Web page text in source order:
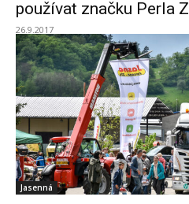
používat značku Perla
26.9.2017
Jasenná